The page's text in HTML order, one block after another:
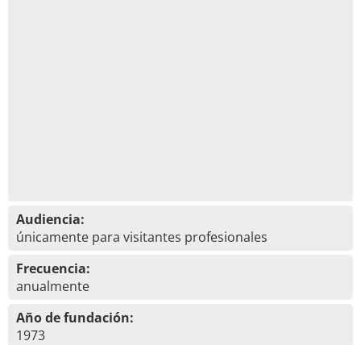
Audiencia:
únicamente para visitantes profesionales
Frecuencia:
anualmente
Año de fundación:
1973